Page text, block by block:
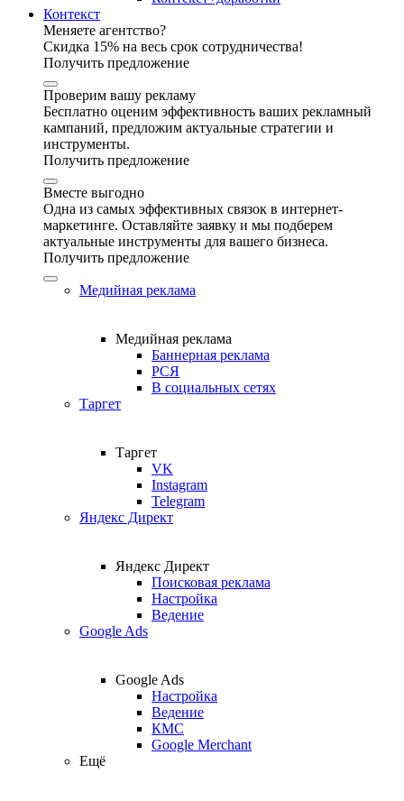
Контекст
Меняете агентство?
Скидка 15% на весь срок сотрудничества!
Получить предложение
Проверим вашу рекламу
Бесплатно оценим эффективность ваших рекламный
кампаний, предложим актуальные стратегии и
инструменты.
Получить предложение
Вместе выгодно
Одна из самых эффективных связок в интернет-
маркетинге. Оставляйте заявку и мы подберем
актуальные инструменты для вашего бизнеса.
Получить предложение
Медийная реклама
Медийная реклама
Баннерная реклама
РСЯ
В социальных сетях
Таргет
Таргет
VK
Instagram
Telegram
Яндекс Директ
Яндекс Директ
Поисковая реклама
Настройка
Ведение
Google Ads
Google Ads
Настройка
Ведение
КМС
Google Merchant
Ещё